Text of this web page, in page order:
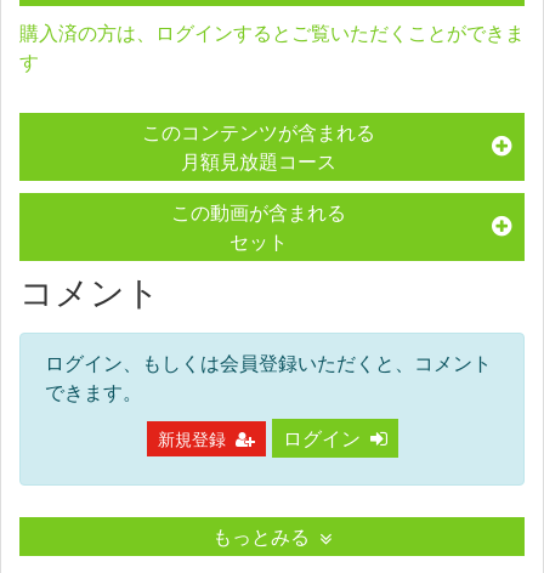
購入済の方は、ログインするとご覧いただくことができま
す
このコンテンツが含まれる
月額見放題コース
この動画が含まれる
セット
コメント
ログイン、もしくは会員登録いただくと、コメント
できます。
新規登録 ログイン
もっとみる